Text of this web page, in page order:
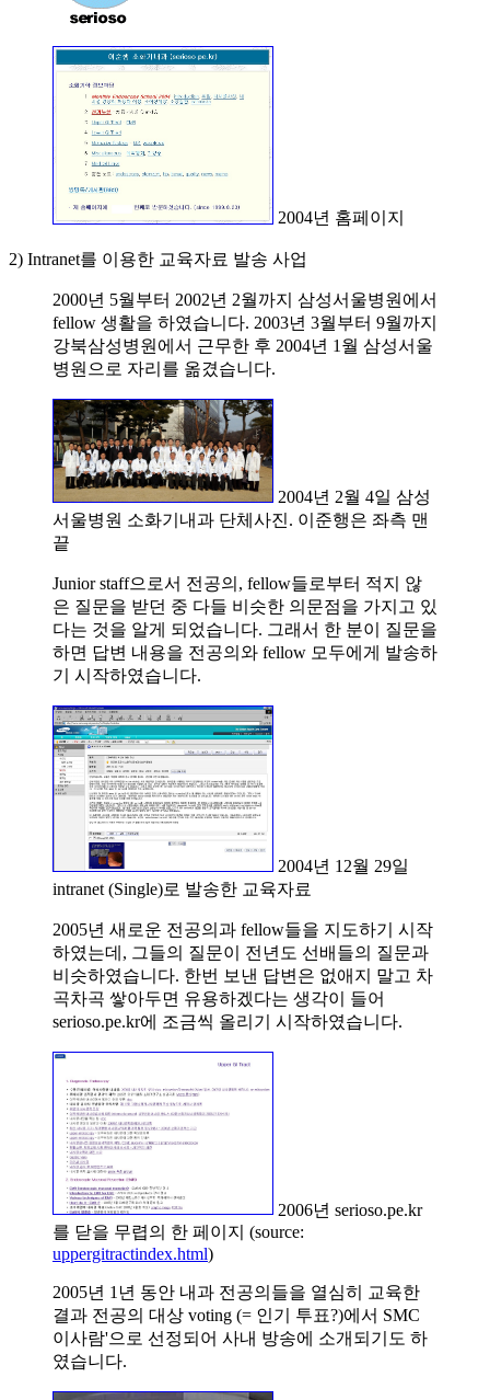
2004년 홈페이지
2) Intranet를 이용한 교육자료 발송 사업
2000년 5월부터 2002년 2월까지 삼성서울병원에서
fellow 생활을 하였습니다. 2003년 3월부터 9월까지
강북삼성병원에서 근무한 후 2004년 1월 삼성서울
병원으로 자리를 옮겼습니다.
2004년 2월 4일 삼성
서울병원 소화기내과 단체사진. 이준행은 좌측 맨
끝
Junior staff으로서 전공의, fellow들로부터 적지 않
은 질문을 받던 중 다들 비슷한 의문점을 가지고 있
다는 것을 알게 되었습니다. 그래서 한 분이 질문을
하면 답변 내용을 전공의와 fellow 모두에게 발송하
기 시작하였습니다.
2004년 12월 29일
intranet (Single)로 발송한 교육자료
2005년 새로운 전공의과 fellow들을 지도하기 시작
하였는데, 그들의 질문이 전년도 선배들의 질문과
비슷하였습니다. 한번 보낸 답변은 없애지 말고 차
곡차곡 쌓아두면 유용하겠다는 생각이 들어
serioso.pe.kr에 조금씩 올리기 시작하였습니다.
2006년 serioso.pe.kr
를 닫을 무렵의 한 페이지 (source:
uppergitractindex.html)
2005년 1년 동안 내과 전공의들을 열심히 교육한
결과 전공의 대상 voting (= 인기 투표?)에서 SMC
이사람'으로 선정되어 사내 방송에 소개되기도 하
였습니다.